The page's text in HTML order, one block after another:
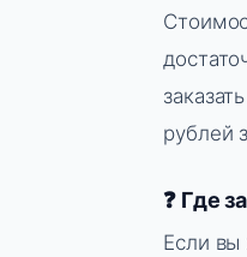
рублей
❓ Где
Если вы